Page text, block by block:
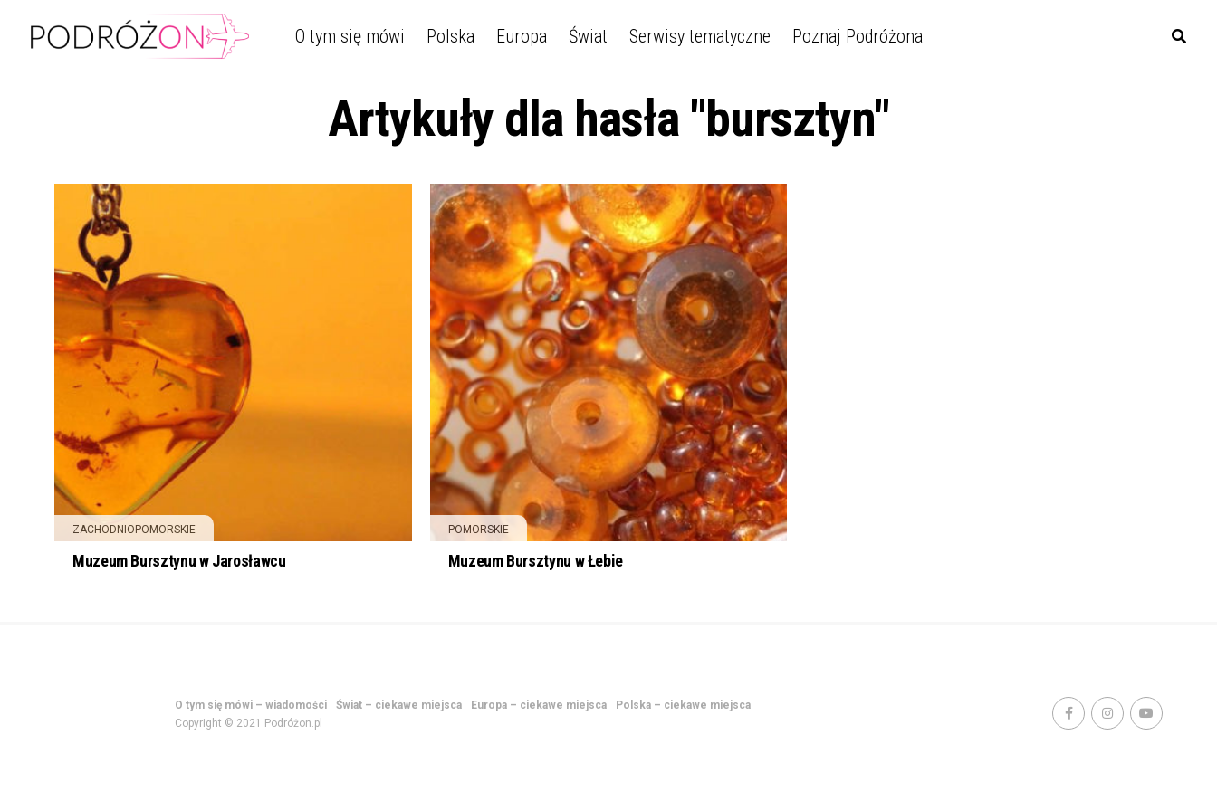
O tym się mówi Polska Europa Świat Serwisy tematyczne Poznaj Podróżona
Artykuły dla hasła "bursztyn"
ZACHODNIOPOMORSKIE
Muzeum Bursztynu w Jarosławcu
POMORSKIE
Muzeum Bursztynu w Łebie
O tym się mówi – wiadomości Świat – ciekawe miejsca Europa – ciekawe miejsca
Polska – ciekawe miejsca
Copyright © 2021 Podróżon.pl